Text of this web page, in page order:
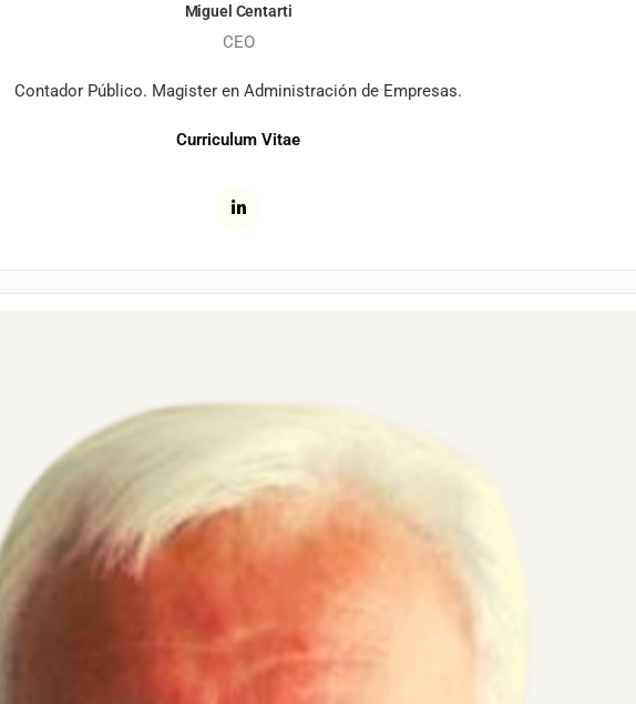
Miguel Centarti
CEO
Contador Público. Magister en Administración de Empresas.
Curriculum Vitae